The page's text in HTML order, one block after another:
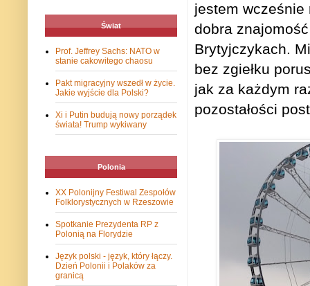
jestem wcześnie
dobra
Brytyjczykach.
bez zgiełku
jak za każdym
pozostałości
Świat
Prof. Jeffrey Sachs: NATO w
stanie cakowitego chaosu
Pakt migracyjny wszedł w życie.
Jakie wyjście dla Polski?
Xi i Putin budują nowy porządek
świata! Trump wykiwany
Polonia
XX Polonijny Festiwal Zespołów
Folklorystycznych w Rzeszowie
Spotkanie Prezydenta RP z
Polonią na Florydzie
Język polski - język, który łączy.
Dzień Polonii i Polaków za
granicą